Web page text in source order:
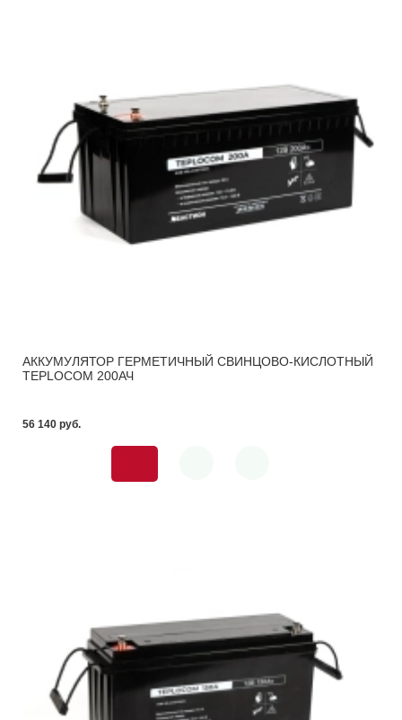
АККУМУЛЯТОР ГЕРМЕТИЧНЫЙ СВИНЦОВО-КИСЛОТНЫЙ
TEPLOCOM 200АЧ
56 140 pуб.